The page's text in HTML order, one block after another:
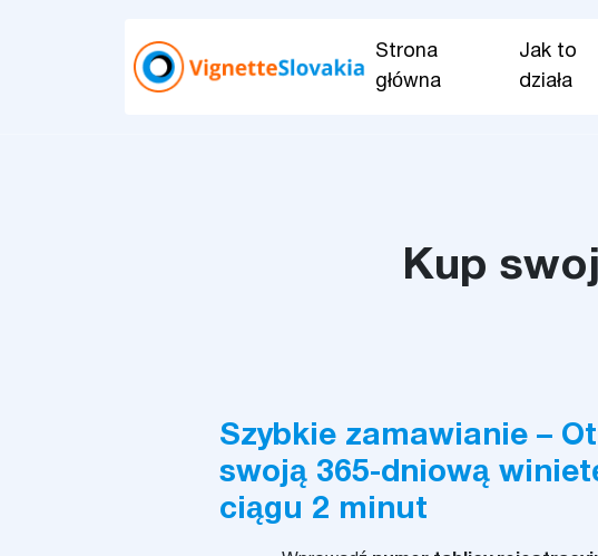
Strona
główna
Jak to
działa
Kup
Szybkie zamawianie –
swoją 365-dniową
ciągu 2 minut